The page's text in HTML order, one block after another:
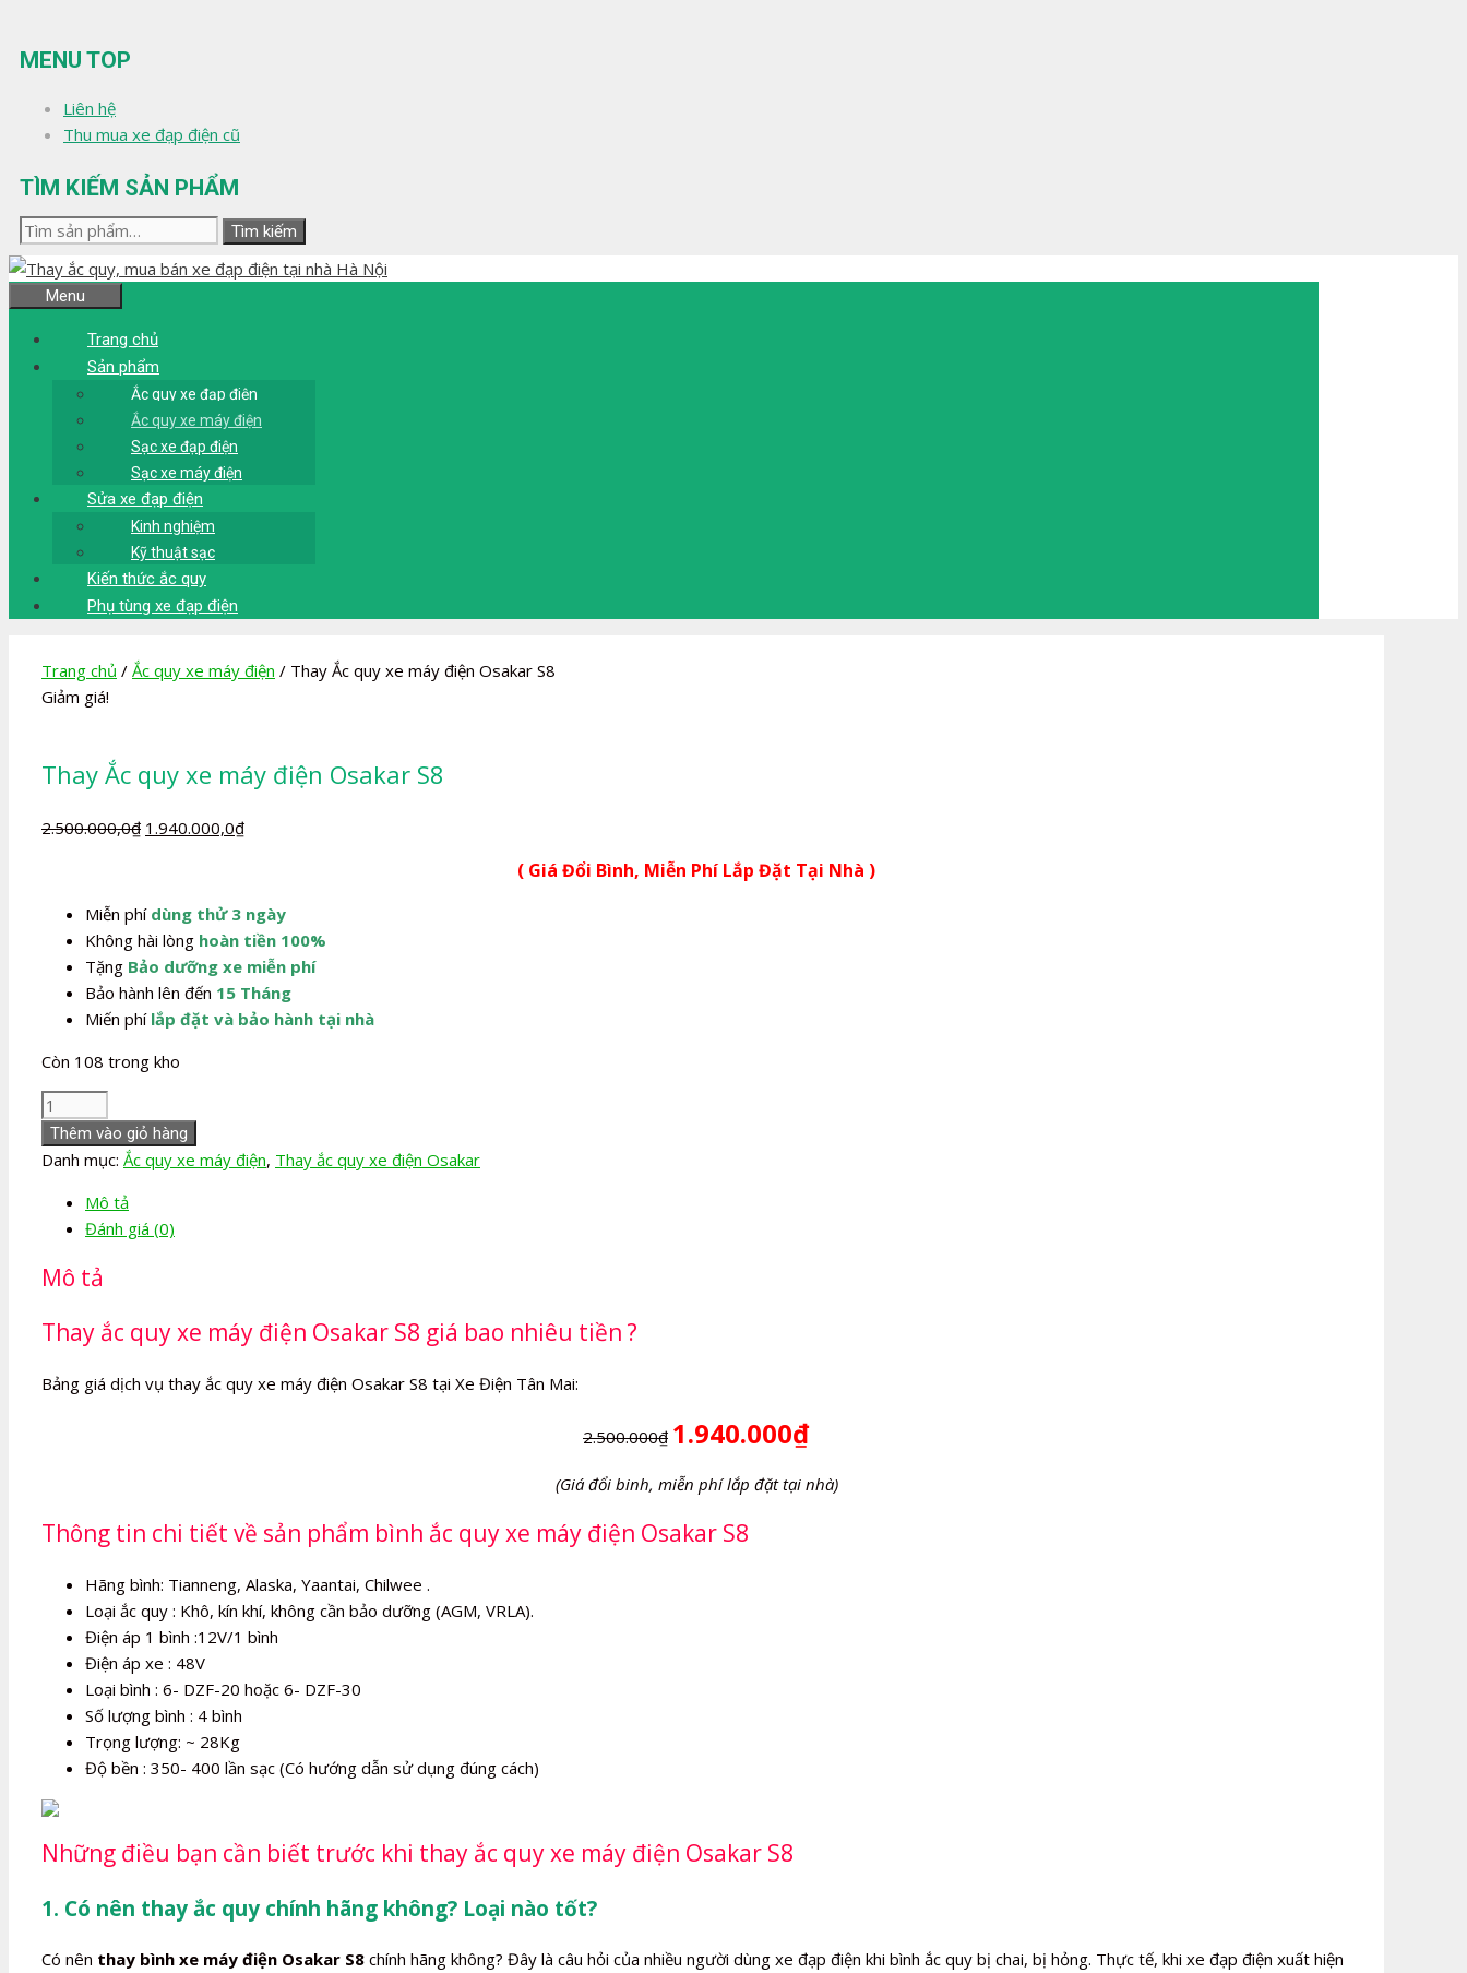
đến
nội
MENU TOP
Liên hệ
Thu mua xe đạp điện cũ
TÌM KIẾM SẢN PHẨM
Tìm
kiếm:
Tìm kiếm
Menu
Trang chủ
Sản phẩm
Ắc quy xe đạp điện
Ắc quy xe máy điện
Sạc xe đạp điện
Sạc xe máy điện
Sửa xe đạp điện
Kinh nghiệm
Kỹ thuật sạc
Kiến thức ắc quy
Phụ tùng xe đạp điện
Trang chủ / Ắc quy xe máy điện / Thay Ắc quy xe máy điện Osakar S8
Giảm giá!
Thay Ắc quy xe máy điện Osakar S8
2.500.000,0₫ Giá
2.500.000,0₫.
1.940.000,0₫Giá
1.940.000,0₫.
( Giá Đổi Bình, Miễn Phí Lắp Đặt Tại Nhà )
Miễn phí dùng thử 3 ngày
Không hài lòng hoàn tiền 100%
Tặng Bảo dưỡng xe miễn phí
Bảo hành lên đến 15 Tháng
Miến phí lắp đặt và bảo hành tại nhà
Còn 108 trong kho
Thay
Ắc
quy
máy
điện
S8
lượng
Thêm vào giỏ hàng
Danh mục: Ắc quy xe máy điện, Thay ắc quy xe điện Osakar
Mô tả
Đánh giá (0)
Mô tả
Thay ắc quy xe máy điện Osakar S8 giá bao nhiêu tiền ?
Bảng giá dịch vụ thay ắc quy xe máy điện Osakar S8 tại Xe Điện Tân Mai:
2.500.000₫ 1.940.000₫
(Giá đổi binh, miễn phí lắp đặt tại nhà)
Thông tin chi tiết về sản phẩm bình ắc quy xe máy điện Osakar S8
Hãng bình: Tianneng, Alaska, Yaantai, Chilwee .
Loại ắc quy : Khô, kín khí, không cần bảo dưỡng (AGM, VRLA).
Điện áp 1 bình :12V/1 bình
Điện áp xe : 48V
Loại bình : 6- DZF-20 hoặc 6- DZF-30
Số lượng bình : 4 bình
Trọng lượng: ~ 28Kg
Độ bền : 350- 400 lần sạc (Có hướng dẫn sử dụng đúng cách)
Những điều bạn cần biết trước khi thay ắc quy xe máy điện Osakar S8
1. Có nên thay ắc quy chính hãng không? Loại nào tốt?
Có nên thay bình xe máy điện Osakar S8 chính hãng không? Đây là câu hỏi của nhiều người dùng xe đạp điện khi bình ắc quy bị chai, bị hỏng. Thực tế, khi xe đạp điện xuất hiện